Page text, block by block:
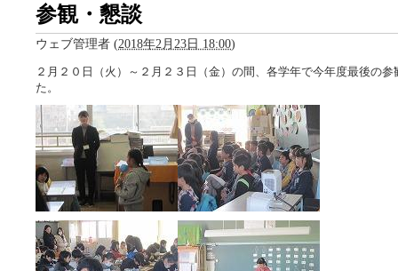
参観・懇談
ウェブ管理者 (2018年2月23日 18:00)
２月２０日（火）～２月２３日（金）の間、各学年で今年度最後の
た。